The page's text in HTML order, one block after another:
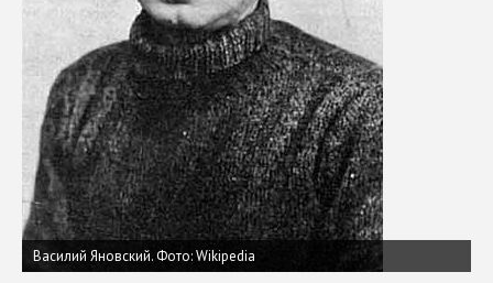
Василий Яновский. Фото: Wikipedia